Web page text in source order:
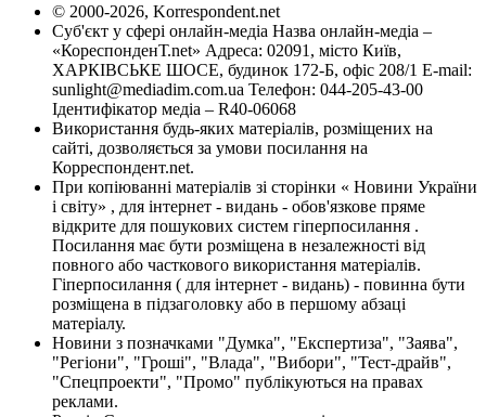
© 2000-2026, Korrespondent.net
Суб'єкт у сфері онлайн-медіа Назва онлайн-медіа –
«КореспонденТ.net» Адреса: 02091, місто Київ,
ХАРКІВСЬКЕ ШОСЕ, будинок 172-Б, офіс 208/1 E-mail:
sunlight@mediadim.com.ua Телефон: 044-205-43-00
Ідентифікатор медіа – R40-06068
Використання будь-яких матеріалів, розміщених на
сайті, дозволяється за умови посилання на
Корреспондент.net.
При копіюванні матеріалів зі сторінки « Новини України
і світу» , для інтернет - видань - обов'язкове пряме
відкрите для пошукових систем гіперпосилання .
Посилання має бути розміщена в незалежності від
повного або часткового використання матеріалів.
Гіперпосилання ( для інтернет - видань) - повинна бути
розміщена в підзаголовку або в першому абзаці
матеріалу.
Новини з позначками "Думка", "Експертиза", "Заява",
"Регіони", "Гроші", "Влада", "Вибори", "Тест-драйв",
"Спецпроекти", "Промо" публікуються на правах
реклами.